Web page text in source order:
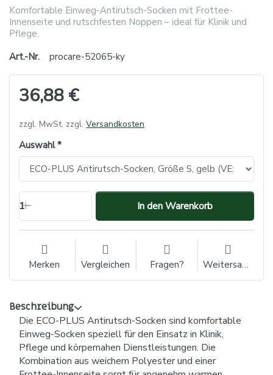
Komfortable Einweg-Antirutsch-Socken mit Frottee-
Innenseite und rutschfesten Noppen – ideal für Klinik und
Pflege.
Art.-Nr.
procare-52065-ky
36,88 €
zzgl. MwSt. zzgl. Versandkosten
Auswahl
1 In den Warenkorb
Merken Vergleichen Fragen? Weitersagen
Beschreibung
Die ECO-PLUS Antirutsch-Socken sind komfortable
Einweg-Socken speziell für den Einsatz in Klinik,
Pflege und körpernahen Dienstleistungen. Die
Kombination aus weichem Polyester und einer